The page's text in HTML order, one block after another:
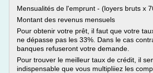
Mensualités de l'emprunt - (loyers bruts x
Montant des revenus mensuels
Pour obtenir votre prêt, il faut que votre
ne dépasse pas les 33%. Dans le cas
banques refuseront votre demande.
Pour trouver le meilleur taux de crédit, il
indispensable que vous multipliiez les